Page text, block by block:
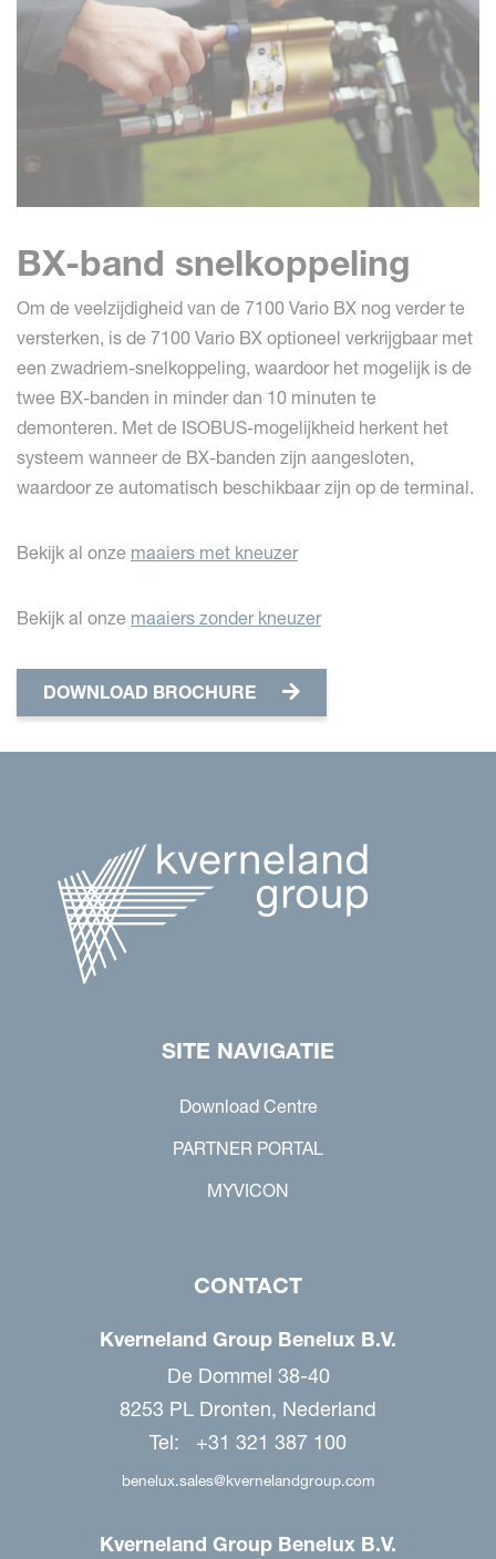
BX-band snelkoppeling
Om de veelzijdigheid van de 7100 Vario BX nog verder te
versterken, is de 7100 Vario BX optioneel verkrijgbaar met
een zwadriem-snelkoppeling, waardoor het mogelijk is de
twee BX-banden in minder dan 10 minuten te
demonteren. Met de ISOBUS-mogelijkheid herkent het
systeem wanneer de BX-banden zijn aangesloten,
waardoor ze automatisch beschikbaar zijn op de terminal.
Bekijk al onze maaiers met kneuzer
Bekijk al onze maaiers zonder kneuzer
DOWNLOAD BROCHURE
SITE NAVIGATIE
Download Centre
PARTNER PORTAL
MYVICON
CONTACT
Kverneland Group Benelux B.V.
De Dommel 38-40
8253 PL Dronten, Nederland
Tel: +31 321 387 100
benelux.sales@kvernelandgroup.com
Kverneland Group Benelux B.V.